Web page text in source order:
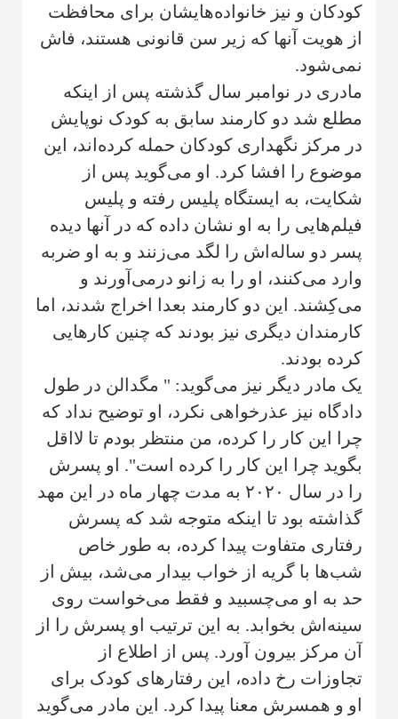
کودکان و نیز خانواده‌هایشان برای محافظت
از هویت آنها که زیر سن قانونی هستند، فاش
نمی‌شود.
مادری ‌در نوامبر سال گذشته پس از اینکه
مطلع شد دو کارمند سابق به کودک نوپایش
در‌ مرکز نگهداری کودکان حمله کرده‌اند‌، این
موضوع را افشا کرد. او می‌گوید پس از
شکایت، به ایستگاه پلیس رفته و پلیس
فیلم‌هایی را به او نشان داده که در آنها دیده
پسر دو ساله‌اش را لگد می‌زنند و به او ضربه
وارد می‌کنند، او را به زانو درمی‌آورند و
می‌کِشند. این دو کارمند بعدا اخراج شدند، اما
کارمندان دیگری نیز بودند که چنین کارهایی
کرده بودند.
یک مادر دیگر نیز می‌گوید: " مگدالن در طول
دادگاه نیز عذرخواهی نکرد، او توضیح نداد که
چرا این کار را کرده، من منتظر بودم تا لااقل
بگوید چرا این کار را کرده است". او پسرش
را در سال ۲۰۲۰ به مدت چهار ماه در این مهد
گذاشته بود تا اینکه متوجه شد که پسرش
رفتاری متفاوت پیدا کرده، به طور خاص
شب‌ها با گریه از خواب بیدار می‌شد، بیش از
حد به او می‌چسبید و فقط می‌خواست روی
سینه‌اش بخوابد. به این ترتیب او پسرش را از
آن مرکز بیرون آورد. پس از اطلاع از
تجاوزات رخ داده، این رفتارهای کودک برای
او و همسرش معنا پیدا کرد. این مادر می‌گوید